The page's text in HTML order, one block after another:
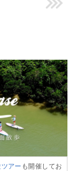
アー も開催してお